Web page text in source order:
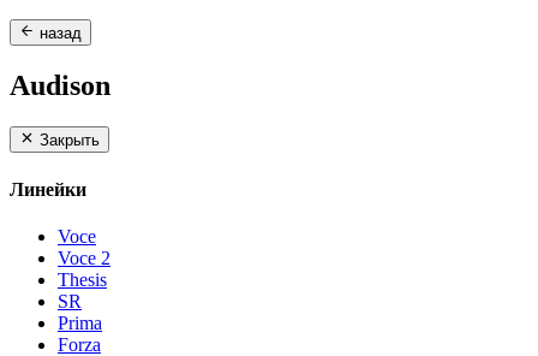
назад
Audison
Закрыть
Линейки
Voce
Voce 2
Thesis
SR
Prima
Forza